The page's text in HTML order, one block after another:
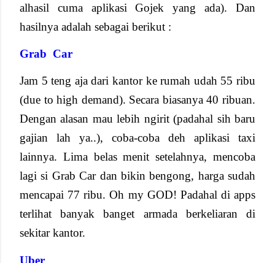
alhasil cuma aplikasi Gojek yang ada). Dan
hasilnya adalah sebagai berikut :
Grab Car
Jam 5 teng aja dari kantor ke rumah udah 55 ribu
(due to high demand). Secara biasanya 40 ribuan.
Dengan alasan mau lebih ngirit (padahal sih baru
gajian lah ya..), coba-coba deh aplikasi taxi
lainnya. Lima belas menit setelahnya, mencoba
lagi si Grab Car dan bikin bengong, harga sudah
mencapai 77 ribu. Oh my GOD! Padahal di apps
terlihat banyak banget armada berkeliaran di
sekitar kantor.
Uber